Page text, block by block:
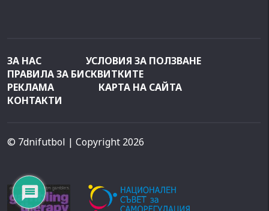
ЗА НАС
УСЛОВИЯ ЗА ПОЛЗВАНЕ
ПРАВИЛА ЗА БИСКВИТКИТЕ
РЕКЛАМА
КАРТА НА САЙТА
КОНТАКТИ
© 7dnifutbol | Copyright 2026